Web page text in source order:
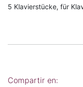
5 Klavierstücke, für
Compartir en: